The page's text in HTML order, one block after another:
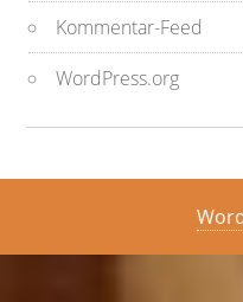
Kommentar-Feed
WordPress.org